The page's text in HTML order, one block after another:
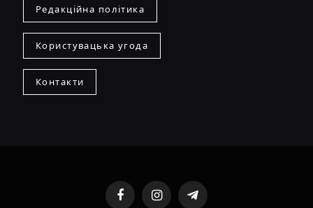
Редакційна політика
Користувацька угода
Контакти
FacebookInstagramTelegram